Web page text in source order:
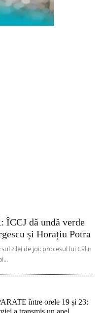
dă undă verde
și Horațiu Potra
zilei de joi: procesul lui Călin
între orele 19 și 23:
a transmis un apel